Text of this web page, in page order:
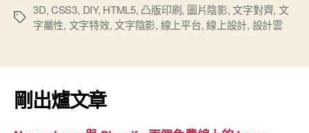
新
增
字
標
3D,CSS3, DIY, HTML5, 凸版印刷, 圖片陰影,文字對齊, 文
字屬性, 文字特效,文字陰影, 線上平台,線上設計, 設計雲
剛出爐文章